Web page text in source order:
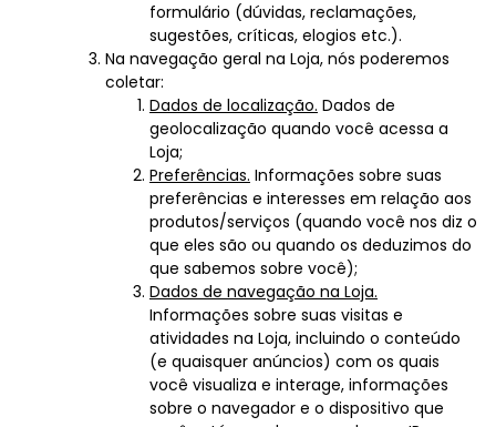
formulário (dúvidas, reclamações,
sugestões, críticas, elogios etc.).
Na navegação geral na Loja, nós poderemos
coletar:
Dados de localização. Dados de
geolocalização quando você acessa a
Loja;
Preferências. Informações sobre suas
preferências e interesses em relação aos
produtos/serviços (quando você nos diz o
que eles são ou quando os deduzimos do
que sabemos sobre você);
Dados de navegação na Loja.
Informações sobre suas visitas e
atividades na Loja, incluindo o conteúdo
(e quaisquer anúncios) com os quais
você visualiza e interage, informações
sobre o navegador e o dispositivo que